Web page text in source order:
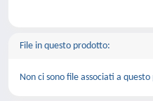
File in questo prodotto:
Non ci sono file associati a